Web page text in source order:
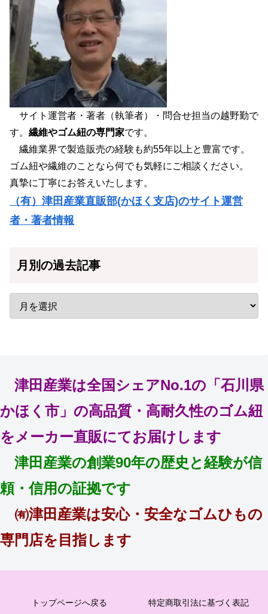
サイト運営者・著者（執筆者）・問合せ担当の越野勤で
す。 繊維やゴム紐の専門家です。
繊維業界で製造販売の経験も約55年以上と豊富です。
ゴム紐や繊維のことなら何でも気軽にご相談ください。
真摯に丁寧にお答えいたします。
（有）津田産業直販部(かほく支店)のサイト運営
者・著者情報
月別の過去記事
津田産業は全国シェアNo.1の「石川県
かほく市」の高品質・高耐久性のゴム紐
をメーカー直販にてお届けします
津田産業の創業90年の歴史と経験が信
頼・信用の証拠です
㈲津田産業は安心・安全なゴムひもの
専門店を目指します
トップページへ戻る 特定商取引法に基づく表記